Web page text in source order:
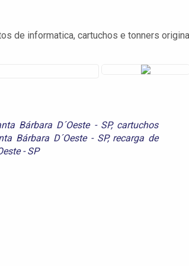
de informatica, cartuchos e tonners
Bárbara D´Oeste - SP, cartuchos
Bárbara D´Oeste - SP, recarga de
- SP